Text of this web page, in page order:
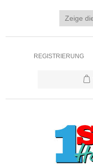
REGISTRIERUNG